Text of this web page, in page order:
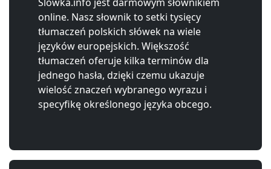
online. Nasz słownik to setki tysięcy
tłumaczeń polskich słówek na wiele
języków europejskich. Większość
tłumaczeń oferuje kilka terminów dla
jednego hasła, dzięki czemu ukazuje
wielość znaczeń wybranego wyrazu i
specyfikę określonego języka obcego.